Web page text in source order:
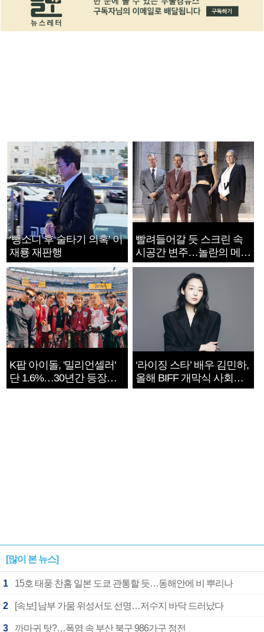
‘뺑소니 후 술타기 의혹’ 이
재룡 재판행
빨려들어갈 듯 스크린 속
시공간 변주…놀란의 메시
지는 ‘전쟁 속죄’
K팝 아이돌, '밀리언셀러'
단 1.6%…30년간 등장
1182개팀 전수조사
‘라이징 스타’ 배우 김민하,
올해 BIFF 개막식 사회자
확정
[많이 본 뉴스]
1 15호 태풍 찬홈 일본 도쿄 관통할 듯…동해안에 비 뿌리나
2 [속보] 남부 가뭄 위성서도 선명…저수지 바닥 드러났다
3 까마귀 탓?…폭염 속 부산 북구 986가구 정전